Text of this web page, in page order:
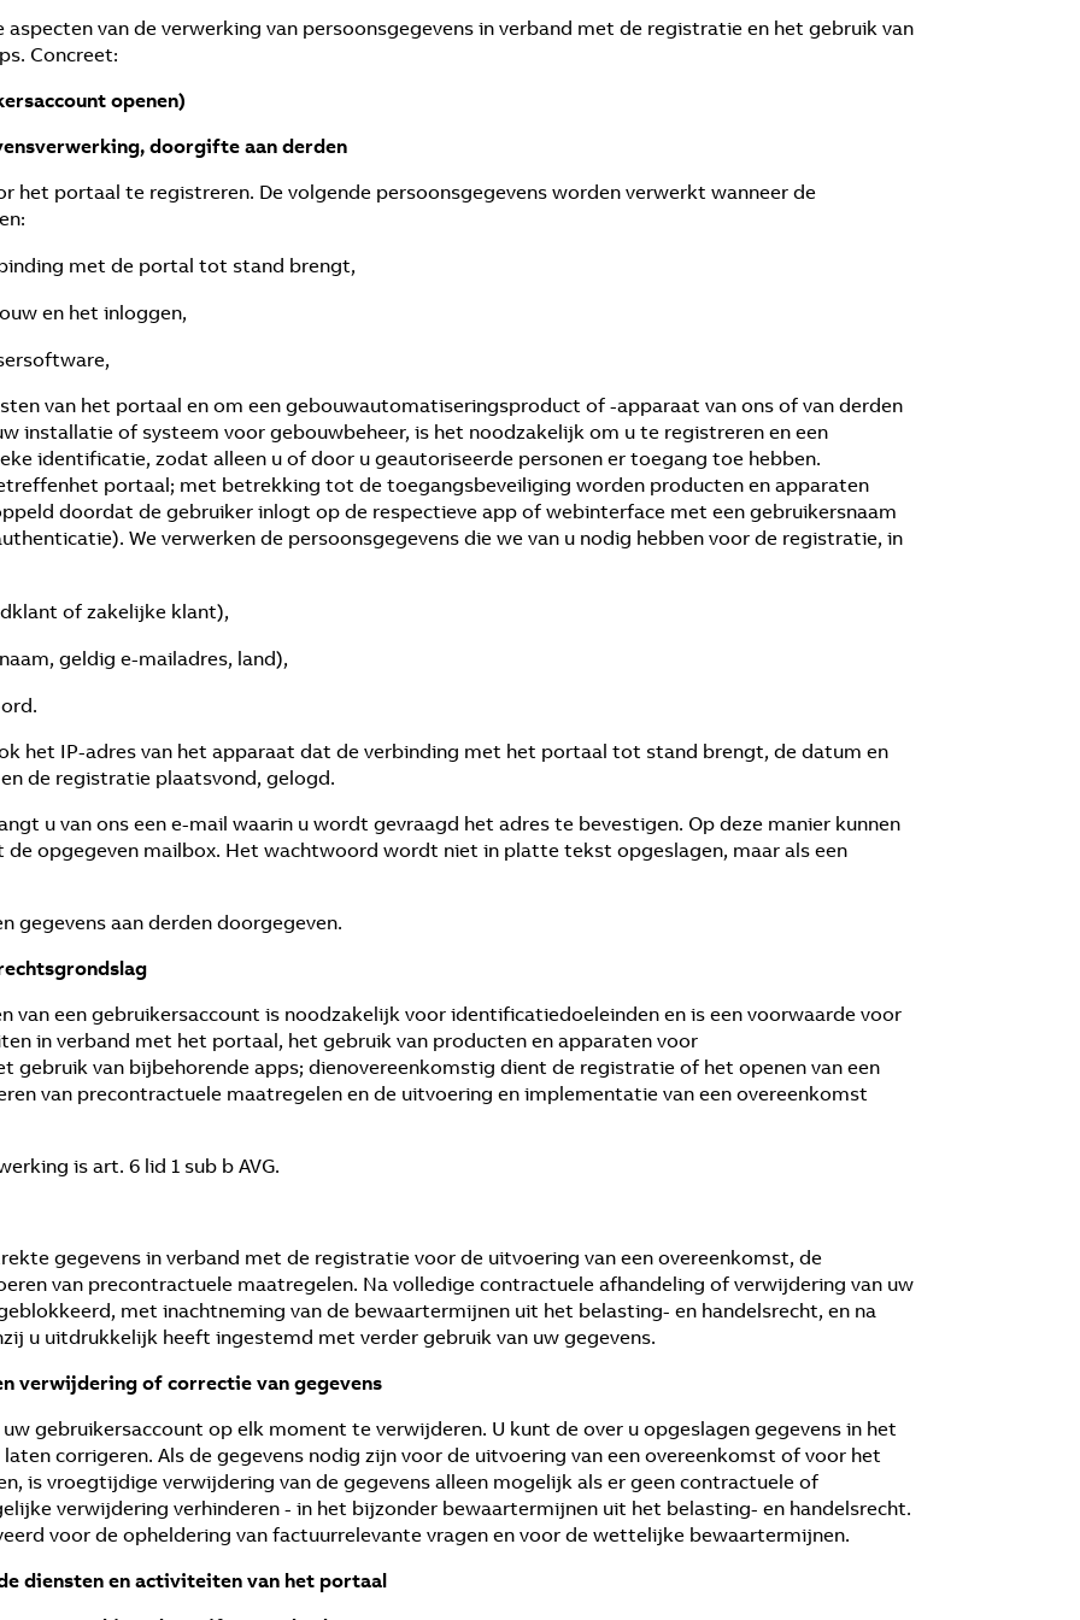
van de verwerking van persoonsgegevens in verband met de registratie en het gebruik van
Concreet:
openen)
doorgifte aan derden
het portaal te registreren. De volgende persoonsgegevens worden verwerkt wanneer de
met de portal tot stand brengt,
en het inloggen,
van het portaal en om een gebouwautomatiseringsproduct of -apparaat van ons of van derden
installatie of systeem voor gebouwbeheer, is het noodzakelijk om u te registreren en een
identificatie, zodat alleen u of door u geautoriseerde personen er toegang toe hebben.
portaal; met betrekking tot de toegangsbeveiliging worden producten en apparaten
doordat de gebruiker inlogt op de respectieve app of webinterface met een gebruikersnaam
We verwerken de persoonsgegevens die we van u nodig hebben voor de registratie, in
of zakelijke klant),
geldig e-mailadres, land),
het IP-adres van het apparaat dat de verbinding met het portaal tot stand brengt, de datum en
de registratie plaatsvond, gelogd.
u van ons een e-mail waarin u wordt gevraagd het adres te bevestigen. Op deze manier kunnen
opgegeven mailbox. Het wachtwoord wordt niet in platte tekst opgeslagen, maar als een
gegevens aan derden doorgegeven.
van een gebruikersaccount is noodzakelijk voor identificatiedoeleinden en is een voorwaarde voor
in verband met het portaal, het gebruik van producten en apparaten voor
gebruik van bijbehorende apps; dienovereenkomstig dient de registratie of het openen van een
van precontractuele maatregelen en de uitvoering en implementatie van een overeenkomst
is art. 6 lid 1 sub b AVG.
gegevens in verband met de registratie voor de uitvoering van een overeenkomst, de
van precontractuele maatregelen. Na volledige contractuele afhandeling of verwijdering van uw
met inachtneming van de bewaartermijnen uit het belasting- en handelsrecht, en na
u uitdrukkelijk heeft ingestemd met verder gebruik van uw gegevens.
verwijdering of correctie van gegevens
gebruikersaccount op elk moment te verwijderen. U kunt de over u opgeslagen gegevens in het
corrigeren. Als de gegevens nodig zijn voor de uitvoering van een overeenkomst of voor het
is vroegtijdige verwijdering van de gegevens alleen mogelijk als er geen contractuele of
verwijdering verhinderen - in het bijzonder bewaartermijnen uit het belasting- en handelsrecht.
voor de opheldering van factuurrelevante vragen en voor de wettelijke bewaartermijnen.
diensten en activiteiten van het portaal